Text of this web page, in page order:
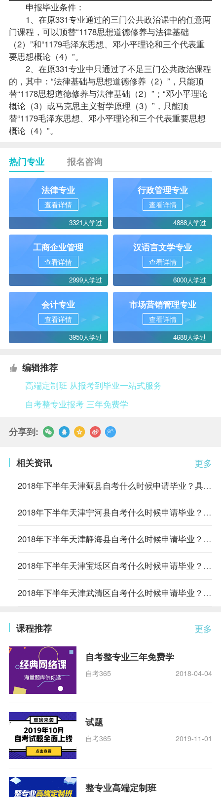
申报毕业条件：
1、在原331专业通过的三门公共政治课中的任意两
门课程，可以顶替“1178思想道德修养与法律基础
（2）”和“1179毛泽东思想、邓小平理论和三个代表重
要思想概论（4）”。
2、在原331专业中只通过了不足三门公共政治课程
的，其中：“法律基础与思想道德修养（2）”，只能顶
替“1178思想道德修养与法律基础（2）”；“邓小平理论
概论（3）或马克思主义哲学原理（3）”，只能顶
替“1179毛泽东思想、邓小平理论和三个代表重要思想
概论（4）”。
热门专业 报名咨询
法律专业
查看详情
3321人学过
行政管理专业
查看详情
4888人学过
工商企业管理
查看详情
2999人学过
汉语言文学专业
查看详情
6000人学过
会计专业
查看详情
3950人学过
市场营销管理专业
查看详情
4688人学过
编辑推荐
高端定制班 从报考到毕业一站式服务
自考整专业报考 三年免费学
分享到:
更多
相关资讯
2018年下半年天津蓟县自考什么时候申请毕业？具体时间和事项
2018年下半年天津宁河县自考什么时候申请毕业？具体时间和事项
2018年下半年天津静海县自考什么时候申请毕业？具体时间和事项
2018年下半年天津宝坻区自考什么时候申请毕业？具体时间和事项
2018年下半年天津武清区自考什么时候申请毕业？具体时间和事项
更多
课程推荐
自考整专业三年免费学
自考365 2018-04-04
试题
自考365 2019-11-01
整专业高端定制班